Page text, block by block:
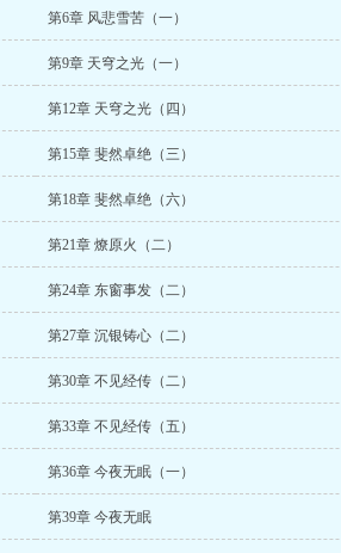
孔雀吗男主是谁 你有白孔雀吗格格党
三两笔笔趣阁 你有白孔雀吗 欠金三两笔取趣阁
你有白孔雀吗txt 你有白孔雀吗免费阅读无
白孔雀 给我看看白孔雀长什么样子 你有白孔雀
白孔雀吗免费 你有白孔雀吗欠金三两
阁 你有白孔雀吗小说在线阅读 你有白孔雀吗笔
第6章 风悲雪苦（一）
第9章 天穹之光（一）
第12章 天穹之光（四）
第15章 斐然卓绝（三）
第18章 斐然卓绝（六）
第21章 燎原火（二）
第24章 东窗事发（二）
第27章 沉银铸心（二）
第30章 不见经传（二）
第33章 不见经传（五）
第36章 今夜无眠（一）
第39章 今夜无眠